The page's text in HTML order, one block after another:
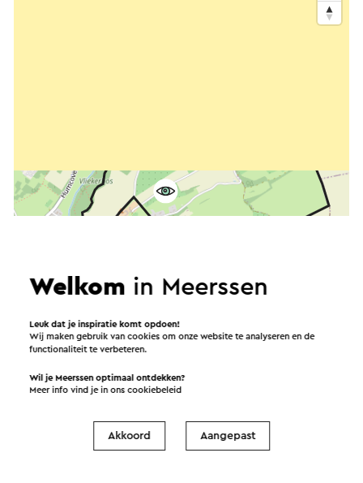
©OpenStreetMapcontributors
Start de route
Filters tonen
Welkom in Meerssen
Leuk dat je inspiratie komt opdoen!
Wij maken gebruik van cookies om onze website te analyseren en de
functionaliteit te verbeteren.
Wil je Meerssen optimaal ontdekken?
Meer info vind je in onscookiebeleid
Akkoord Aangepast